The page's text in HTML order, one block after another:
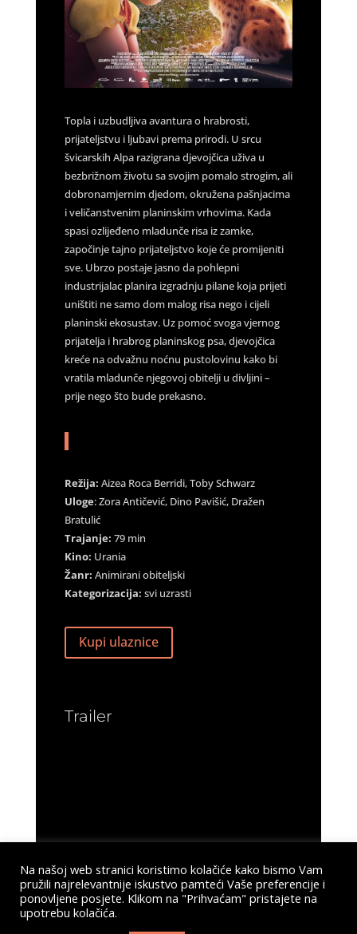
Topla i uzbudljiva avantura o hrabrosti,
prijateljstvu i ljubavi prema prirodi. U srcu
švicarskih Alpa razigrana djevojčica uživa u
bezbrižnom životu sa svojim pomalo strogim, ali
dobronamjernim djedom, okružena pašnjacima
i veličanstvenim planinskim vrhovima. Kada
spasi ozlijeđeno mladunče risa iz zamke,
započinje tajno prijateljstvo koje će promijeniti
sve. Ubrzo postaje jasno da pohlepni
industrijalac planira izgradnju pilane koja prijeti
uništiti ne samo dom malog risa nego i cijeli
planinski ekosustav. Uz pomoć svoga vjernog
prijatelja i hrabrog planinskog psa, djevojčica
kreće na odvažnu noćnu pustolovinu kako bi
vratila mladunče njegovoj obitelji u divljini –
prije nego što bude prekasno.
Režija: Aizea Roca Berridi, Toby Schwarz
Uloge: Zora Antičević, Dino Pavišić, Dražen
Bratulić
Trajanje: 79 min
Kino: Urania
Žanr: Animirani obiteljski
Kategorizacija: svi uzrasti
Kupi ulaznice
Trailer
Na našoj web stranici koristimo kolačiće kako bismo Vam
pružili najrelevantnije iskustvo pamteći Vaše preferencije i
ponovljene posjete. Klikom na "Prihvaćam" pristajete na
upotrebu kolačića.